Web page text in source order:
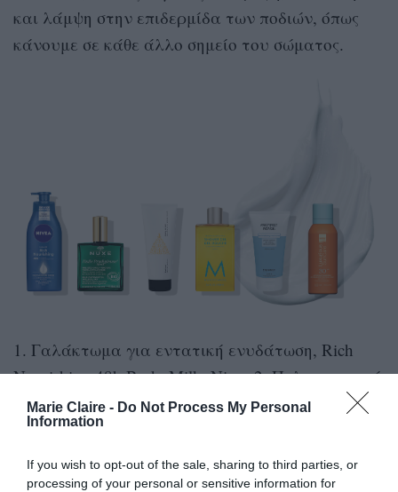
Marie Claire - Do Not Process My Personal
Information
If you wish to opt-out of the sale, sharing to third parties, or
processing of your personal or sensitive information for
και λάμψη στην επιδερμίδα των ποδιών, όπως
κάνουμε σε κάθε άλλο σημείο του σώματος.
1. Γαλάκτωμα για εντατική ενυδάτωση, Rich
Nourishing 48h Body Milk, Nivea 2. Πολυχρηστικό
ξηρό έλαιο, Huile Prodigieuse Néroli, Nuxe 3.
Απολεπιστικό σώματος, Mandarin & White Musk
Body Scrub, Radiant 4. Αφρόλουτρο με έλαιο
αργκάν, Cleansing Hydration Shower Gel,